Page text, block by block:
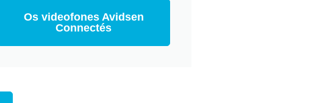
Os videofones Avidsen
Connectés